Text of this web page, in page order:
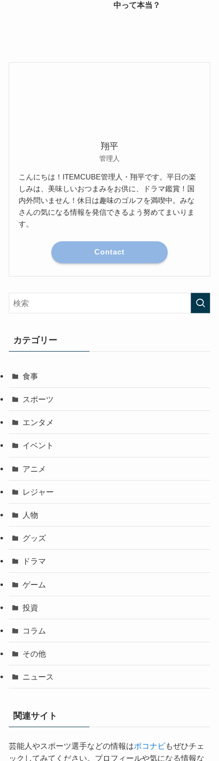
中って本当？
翔平
管理人
こんにちは！ITEMCUBE管理人・翔平です。平日の楽
しみは、美味しいおつまみをお供に、ドラマ鑑賞！国
内外問いません！休日は趣味のゴルフを満喫中。みな
さんの気になる情報を発信できるよう努めてまいりま
す。
Contact
カテゴリー
食事
スポーツ
エンタメ
イベント
アニメ
レジャー
人物
グッズ
ドラマ
ゲーム
投資
コラム
その他
ニュース
関連サイト
芸能人やスポーツ選手などの情報はポコナビもぜひチェ
ックしてみてください。プロフィールや気になる情報な